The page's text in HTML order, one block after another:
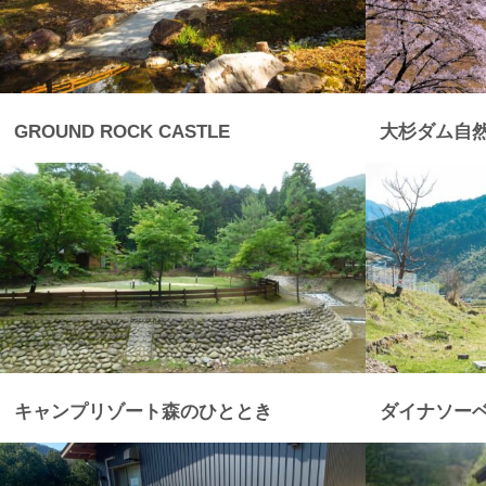
GROUND ROCK CASTLE 大杉ダム自
キャンプリゾート森のひととき ダイナソー